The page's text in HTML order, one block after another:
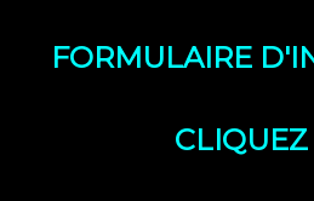
FORMULAIRE
CLIQUEZ